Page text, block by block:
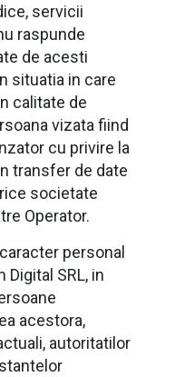
servicii
raspunde
de acesti
situatia in care
calitate de
vizata fiind
cu privire la
transfer de date
societate
Operator.
personal
SRL, in
acestora,
autoritatilor